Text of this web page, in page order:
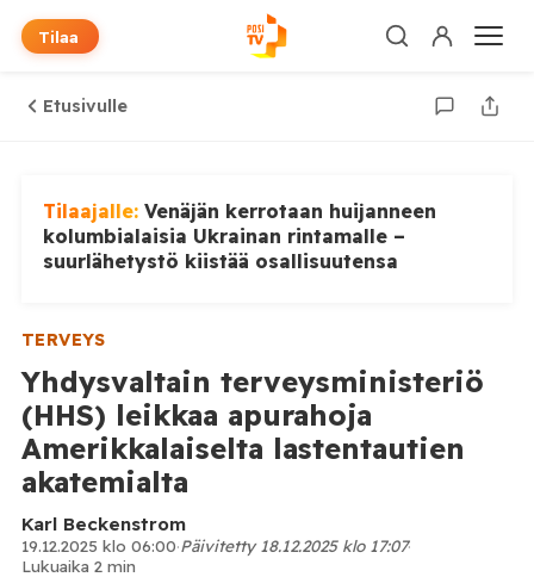
Tilaa
Etusivulle
Tilaajalle: Venäjän kerrotaan huijanneen
kolumbialaisia Ukrainan rintamalle –
suurlähetystö kiistää osallisuutensa
TERVEYS
Yhdysvaltain terveysministeriö
(HHS) leikkaa apurahoja
Amerikkalaiselta lastentautien
akatemialta
Karl Beckenstrom
19.12.2025 klo 06:00·Päivitetty 18.12.2025 klo 17:07·
Lukuaika 2 min